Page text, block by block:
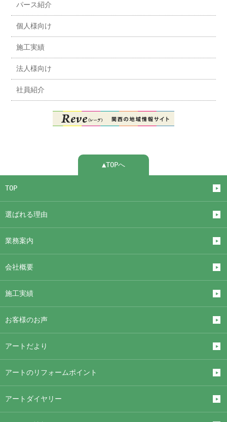
パース紹介
個人様向け
施工実績
法人様向け
社員紹介
▲TOPへ
TOP
選ばれる理由
業務案内
会社概要
施工実績
お客様のお声
アートだより
アートのリフォームポイント
アートダイヤリー